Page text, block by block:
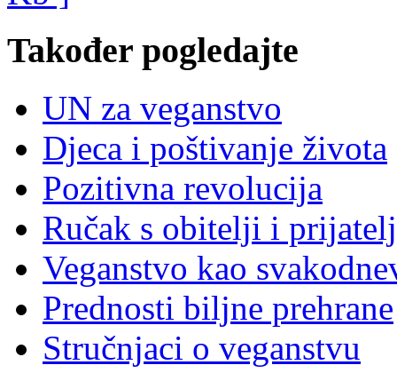
Također pogledajte
UN za veganstvo
Djeca i poštivanje života
Pozitivna revolucija
Ručak s obitelji i
Veganstvo kao
Prednosti biljne prehrane
Stručnjaci o veganstvu